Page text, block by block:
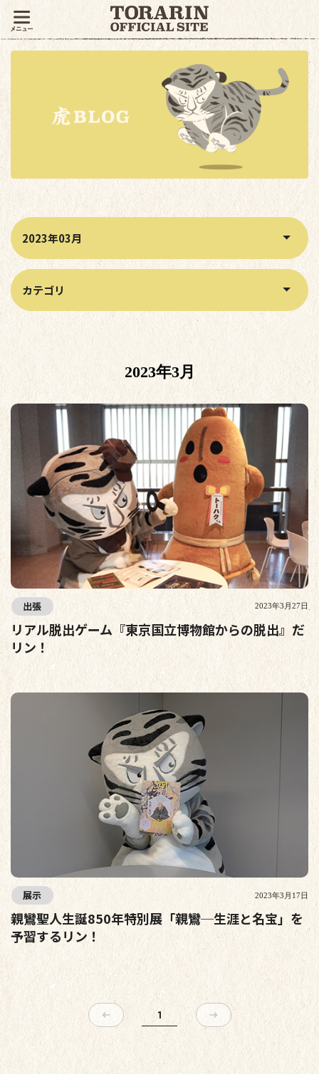
月別アーカイブから記事を絞り込む
カテゴリから記事を絞り込む
2023年3月
出張 2023年3月27日
リアル脱出ゲーム『東京国立博物館からの脱出』だ
リン！
展示 2023年3月17日
親鸞聖人生誕850年特別展「親鸞─生涯と名宝」を
予習するリン！
1